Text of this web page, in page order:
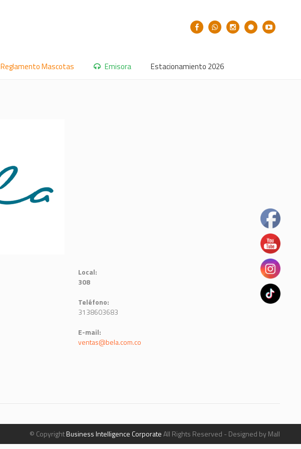
Reglamento Mascotas Emisora Estacionamiento 2026
Local:
308
Teléfono:
3138603683
E-mail:
ventas@bela.com.co
© CopyrightBusiness Intelligence CorporateAll Rights Reserved - Designed by Mall